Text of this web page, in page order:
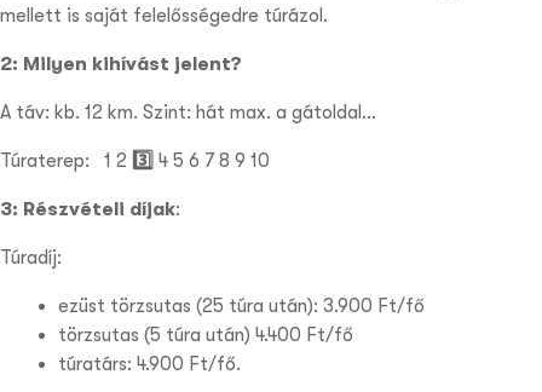
mellett is saját felelősségedre túrázol.
2: Milyen kihívást jelent?
A táv: kb. 12 km. Szint: hát max. a gátoldal…
Túraterep: 1 2 3️⃣ 4 5 6 7 8 9 10
3: Részvételi díjak:
Túradíj:
ezüst törzsutas (25 túra után): 3.900 Ft/fő
törzsutas (5 túra után) 4.400 Ft/fő
túratárs: 4.900 Ft/fő.